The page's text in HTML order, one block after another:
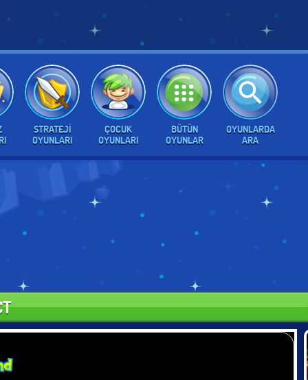
STRATEJI
OYUNLARI
ÇOCUK
OYUNLARI
BÜTÜN
OYUNLAR
OYUNLARDA
ARA